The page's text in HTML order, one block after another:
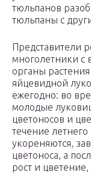
тюльпанов
тюльпаны с
Представители
многолетники с
органы
яйцевидной
ежегодно: во
молодые
цветоносов и
течение
укореняются,
цветоноса, а
рост и